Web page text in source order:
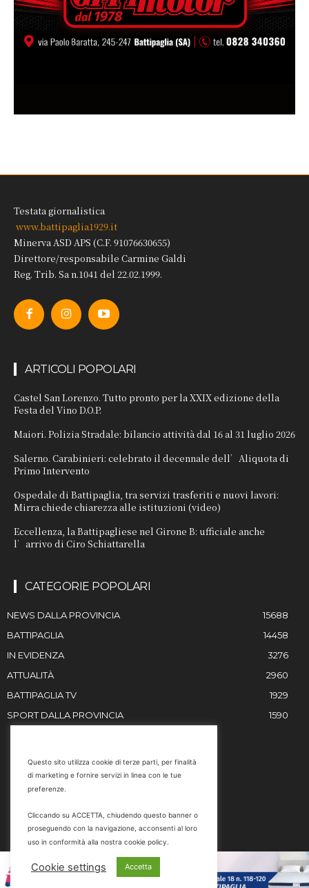
Testata giornalistica
www.battipaglia1929.it
Minerva ASD APS (C.F. 91076630655)
Direttore/responsabile Carmine Galdi
Reg. Trib. Sa n.1041 del 22.02.1999.
ARTICOLI POPOLARI
Castel San Lorenzo. Tutto pronto per la XXIX edizione della
Festa del Vino D.O.P.
Maiori. Polizia Stradale: bilancio attività dal 16 al 31 luglio 2026
Salerno. Carabinieri: celebrato il decennale dell’Aliquota di
Primo Intervento
Ospedale di Battipaglia, tra servizi trasferiti e nuovi lavori:
Mirra chiede chiarezza alle istituzioni (video)
Eccellenza, la Battipagliese nel Girone B: ufficiale anche
l’arrivo di Ciro Schiattarella
CATEGORIE POPOLARI
NEWS DALLA PROVINCIA
15688
BATTIPAGLIA
14458
IN EVIDENZA
3276
ATTUALITÀ
2960
BATTIPAGLIA TV
1929
SPORT DALLA PROVINCIA
1590
Email
marketing@battipaglia1929.it
carminegaldi@virgilio.it
Questo sito utilizza cookie di terze parti, per finalità
di marketing e fornire servizi in linea con le tue
preferenze.
Cliccando su ACCETTA, chiudendo questo banner o
proseguendo con la navigazione, acconsenti al loro
uso in conformità alla nostra cookie policy.
Cookie settings Accetta